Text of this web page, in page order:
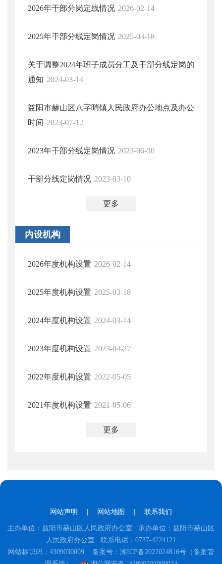
2026年干部分岗定线情况 2026-02-14
2025年干部分线定岗情况 2025-03-18
关于调整2024年班子成员分工及干部分线定岗的
通知 2024-03-14
益阳市赫山区八字哨镇人民政府办公地点及办公
时间 2023-07-12
2023年干部分线定岗情况 2023-06-30
干部分线定岗情况 2023-03-10
更多
内设机构
2026年度机构设置 2026-02-14
2025年度机构设置 2025-03-18
2024年度机构设置 2024-03-14
2023年度机构设置 2023-04-27
2022年度机构设置 2022-05-05
2021年度机构设置 2021-05-06
更多
网站声明 网站地图 联系我们
主办单位：益阳市赫山区人民政府办公室 承办单位：益阳市赫山区
人民政府办公室 联系电话：0737-4224121
网站标识码：4309030009 备案号：湘ICP备2022024816号（备案管